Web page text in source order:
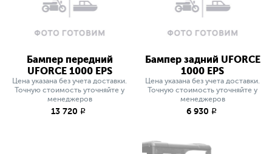
Бампер передний
UFORCE 1000 EPS
Цена указана без учета доставки.
Точную стоимость уточняйте у
менеджеров
13 720 q
Бампер задний UFORCE
1000 EPS
Цена указана без учета доставки.
Точную стоимость уточняйте у
менеджеров
6 930 q